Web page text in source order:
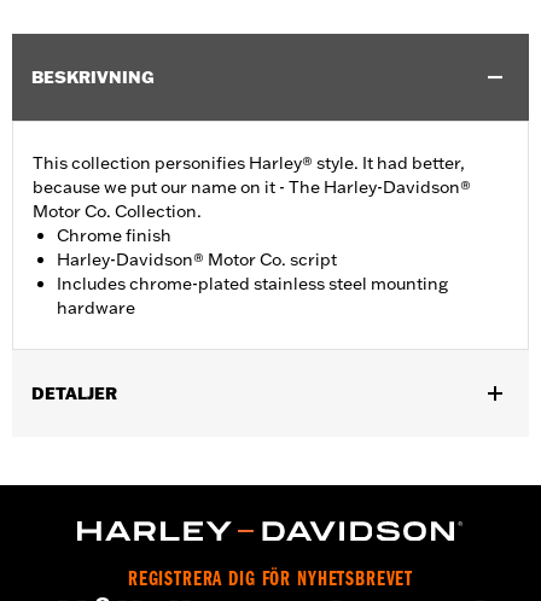
BESKRIVNING
This collection personifies Harley® style. It had better,
because we put our name on it - The Harley-Davidson®
Motor Co. Collection.
Chrome finish
Harley-Davidson® Motor Co. script
Includes chrome-plated stainless steel mounting
hardware
DETALJER
Sold In Units:Each
Chrome-plated stainless steel mounting hardware
WARRANTY:
1 year limited warranty – Go towww.h-
REGISTRERA DIG FÖR NYHETSBREVET